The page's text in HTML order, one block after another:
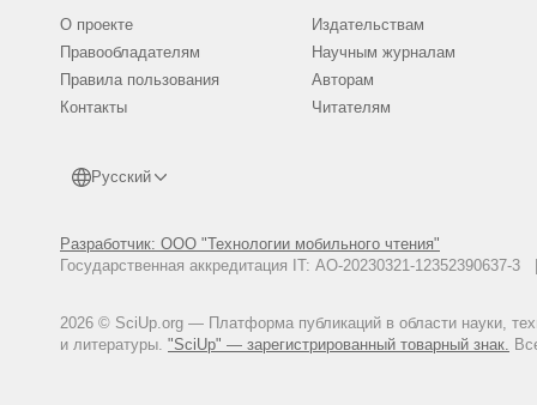
Check JH, Adelson HG,
Androl 1992;28(1):15-17.
Kumar M, Chauhan LK, Paul
the hydroquinone-induced in
Ильинских Н.Н., Язиков Е.Г.,
адаптогенеза к условиям
Мейер А.В., Дружинин В.Г.,
детей, проживающих в
О проекте
Правообладателям
Правила пользования
Контакты
Русский
Разработчик: ООО "Технологии мобильного чтения"
Государственная аккредитация IT: АО-20230321-
2026 © SciUp.org — Платформа публикаций в области науки,
и литературы. "SciUp" — зарегистрированный товарный знак.
Издательствам
Научным журналам
Авторам
Читателям